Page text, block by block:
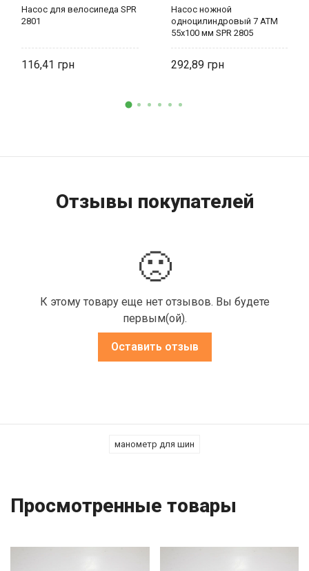
Насос для велосипеда SPR
2801
116,41
Насос ножной
одноцилиндровый 7 ATM
55х100 мм SPR 2805
292,89
Отзывы покупателей
🙁
К этому товару еще нет отзывов. Вы будете
первым(ой).
Оставить отзыв
манометр для шин
Просмотренные товары